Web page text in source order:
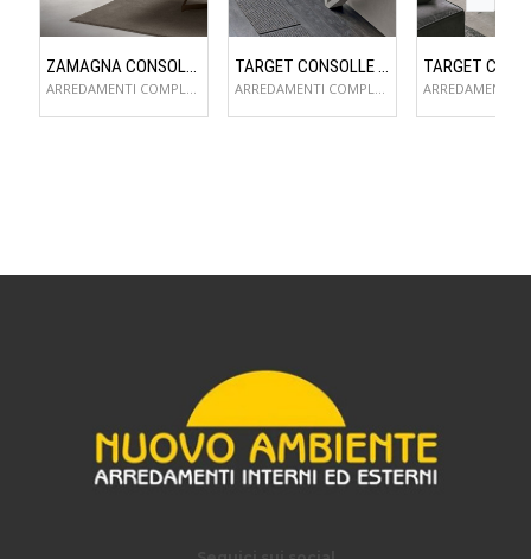
ZAMAGNA CONSOLLE FLAME
ARREDAMENTI COMPLEMENTI D'ARREDO
TARGET CONSOLLE KIRA
ARREDAMENTI COMPLEMENTI D'ARREDO